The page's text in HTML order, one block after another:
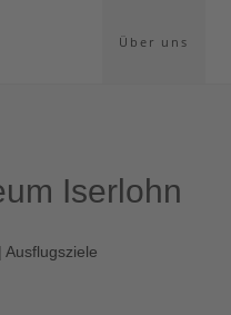
Über uns
Iserlohn
Ausflugsziele